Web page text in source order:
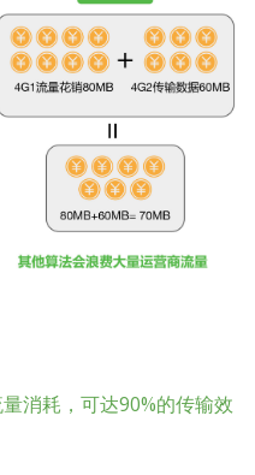
消耗，可达90%的传输效